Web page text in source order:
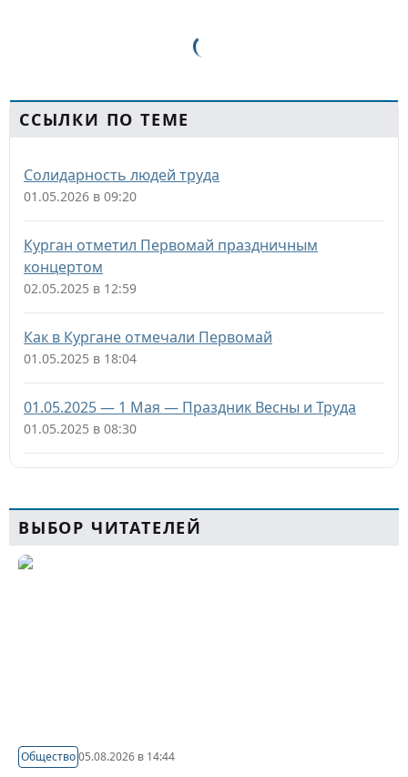
ССЫЛКИ ПО ТЕМЕ
Солидарность людей труда
01.05.2026 в 09:20
Курган отметил Первомай праздничным
концертом
02.05.2025 в 12:59
Как в Кургане отмечали Первомай
01.05.2025 в 18:04
01.05.2025 — 1 Мая — Праздник Весны и Труда
01.05.2025 в 08:30
ВЫБОР ЧИТАТЕЛЕЙ
Общество05.08.2026 в 14:44